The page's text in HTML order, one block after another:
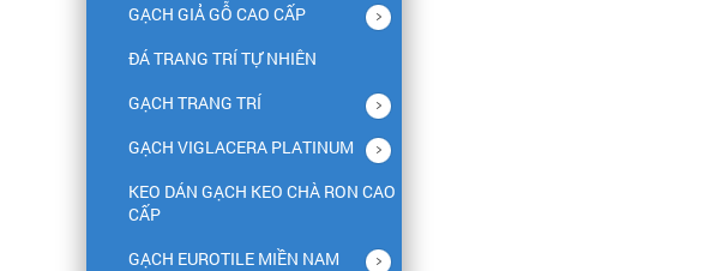
GẠCH GIẢ GỖ CAO CẤP
ĐÁ TRANG TRÍ TỰ NHIÊN
GẠCH TRANG TRÍ
GẠCH VIGLACERA PLATINUM
KEO DÁN GẠCH KEO CHÀ RON CAO
CẤP
GẠCH EUROTILE MIỀN NAM